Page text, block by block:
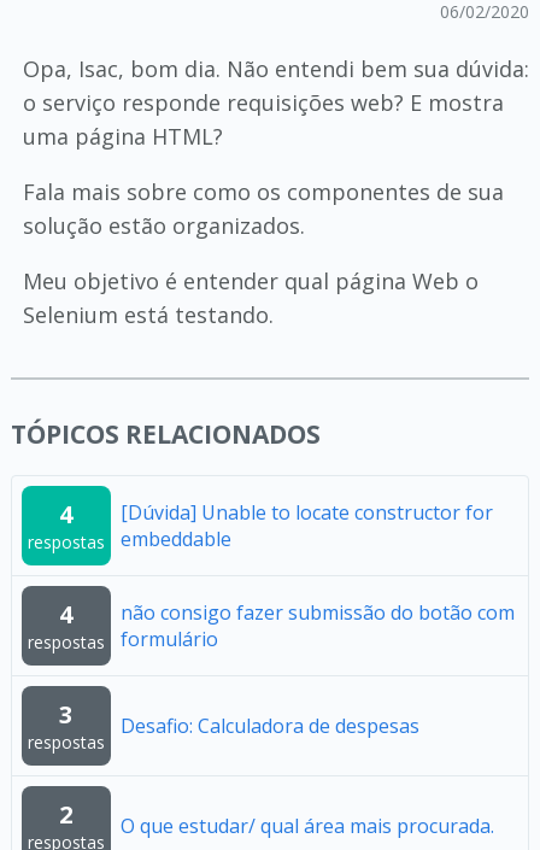
06/02/2020
Opa, Isac, bom dia. Não entendi bem sua dúvida:
o serviço responde requisições web? E mostra
uma página HTML?
Fala mais sobre como os componentes de sua
solução estão organizados.
Meu objetivo é entender qual página Web o
Selenium está testando.
TÓPICOS RELACIONADOS
4
respostas
[Dúvida] Unable to locate constructor for
embeddable
4
respostas
não consigo fazer submissão do botão com
formulário
3
respostas
Desafio: Calculadora de despesas
2
respostas
O que estudar/ qual área mais procurada.